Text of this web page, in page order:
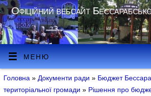
Офіційний вебсайт
МЕНЮ
Головна » Документи ради» Бюджет
територіальної громади» Рішення про